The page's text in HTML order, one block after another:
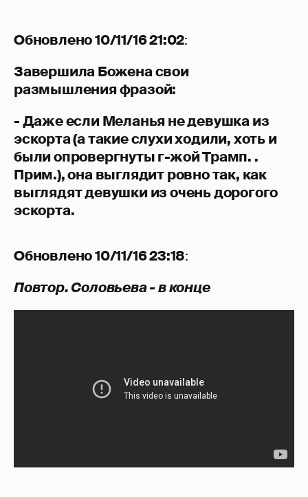
Обновлено 10/11/16 21:02:
Завершила Божена свои
размышления фразой:
- Даже если Меланья не девушка из
эскорта (а такие слухи ходили, хоть и
были опровергнуты г-жой Трамп. .
Прим.), она выглядит ровно так, как
выглядят девушки из очень дорогого
эскорта.
Обновлено 10/11/16 23:18:
Повтор. Соловьева - в конце